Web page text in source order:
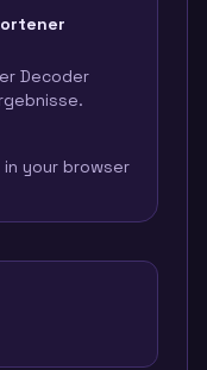
Decoder
your browser